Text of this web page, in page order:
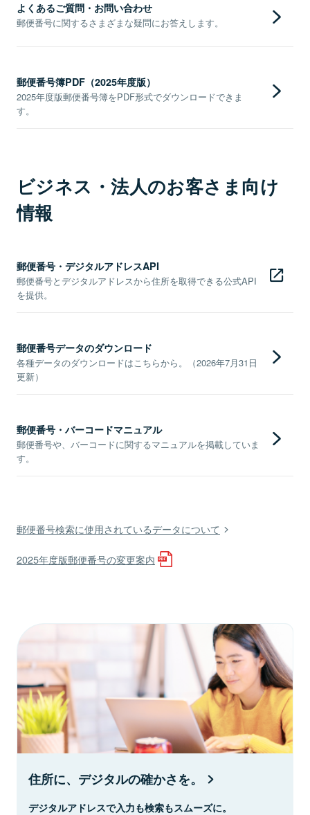
よくあるご質問・お問い合わせ
郵便番号に関するさまざまな疑問にお答えします。
郵便番号簿PDF（2025年度版）
2025年度版郵便番号簿をPDF形式でダウンロードできま
す。
ビジネス・法人のお客さま向け
情報
郵便番号・デジタルアドレスAPI
郵便番号とデジタルアドレスから住所を取得できる公式API
を提供。
郵便番号データのダウンロード
各種データのダウンロードはこちらから。（2026年7月31日
更新）
郵便番号・バーコードマニュアル
郵便番号や、バーコードに関するマニュアルを掲載していま
す。
郵便番号検索に使用されているデータについて
2025年度版郵便番号の変更案内
住所に、デジタルの確かさを。
デジタルアドレスで入力も検索もスムーズに。